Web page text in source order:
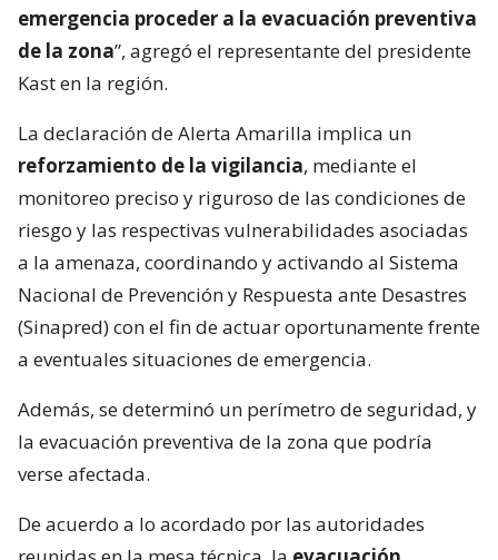
emergencia proceder a la evacuación preventiva
de la zona”, agregó el representante del presidente
Kast en la región.
La declaración de Alerta Amarilla implica un
reforzamiento de la vigilancia, mediante el
monitoreo preciso y riguroso de las condiciones de
riesgo y las respectivas vulnerabilidades asociadas
a la amenaza, coordinando y activando al Sistema
Nacional de Prevención y Respuesta ante Desastres
(Sinapred) con el fin de actuar oportunamente frente
a eventuales situaciones de emergencia.
Además, se determinó un perímetro de seguridad, y
la evacuación preventiva de la zona que podría
verse afectada.
De acuerdo a lo acordado por las autoridades